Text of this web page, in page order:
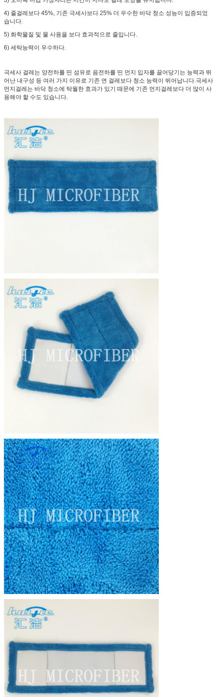
4) 줄걸레보다 45%, 기존 극세사보다 25% 더 우수한 바닥 청소 성능이 입증되었
습니다.
5) 화학물질 및 물 사용을 보다 효과적으로 줄입니다.
6) 세탁능력이 우수하다.
극세사 걸레는 양전하를 띤 섬유로 음전하를 띤 먼지 입자를 끌어당기는 능력과 뛰
어난 내구성 등 여러 가지 이유로 기존 면 걸레보다 청소 능력이 뛰어납니다.극세사
먼지걸레는 바닥 청소에 탁월한 효과가 있기 때문에 기존 먼지걸레보다 더 많이 사
용해야 할 수도 있습니다.